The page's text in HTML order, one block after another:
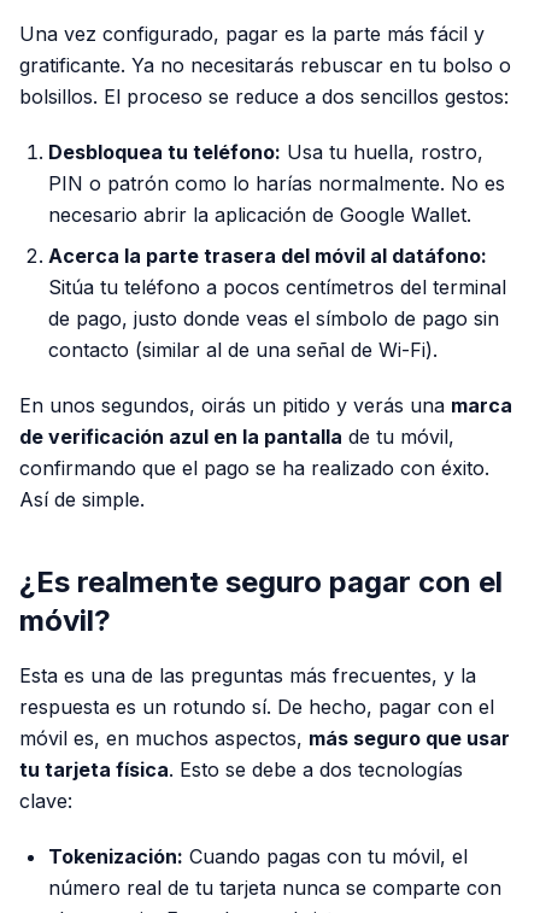
Una vez configurado, pagar es la parte más fácil y
gratificante. Ya no necesitarás rebuscar en tu bolso o
bolsillos. El proceso se reduce a dos sencillos gestos:
Desbloquea tu teléfono: Usa tu huella, rostro,
PIN o patrón como lo harías normalmente. No es
necesario abrir la aplicación de Google Wallet.
Acerca la parte trasera del móvil al datáfono:
Sitúa tu teléfono a pocos centímetros del terminal
de pago, justo donde veas el símbolo de pago sin
contacto (similar al de una señal de Wi-Fi).
En unos segundos, oirás un pitido y verás una marca
de verificación azul en la pantalla de tu móvil,
confirmando que el pago se ha realizado con éxito.
Así de simple.
¿Es realmente seguro pagar con el
móvil?
Esta es una de las preguntas más frecuentes, y la
respuesta es un rotundo sí. De hecho, pagar con el
móvil es, en muchos aspectos, más seguro que usar
tu tarjeta física. Esto se debe a dos tecnologías
clave:
Tokenización: Cuando pagas con tu móvil, el
número real de tu tarjeta nunca se comparte con